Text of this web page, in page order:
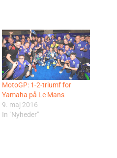
MotoGP: 1-2-triumf for
Yamaha på Le Mans
9. maj 2016
In "Nyheder"